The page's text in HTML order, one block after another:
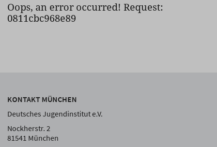
Oops, an error occurred! Request:
0811cbc968e89
KONTAKT MÜNCHEN
Deutsches Jugendinstitut e.V.
Nockherstr. 2
81541 München